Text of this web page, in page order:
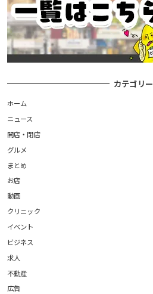
カテゴリー
ホーム
ニュース
開店・閉店
グルメ
まとめ
お店
動画
クリニック
イベント
ビジネス
求人
不動産
広告